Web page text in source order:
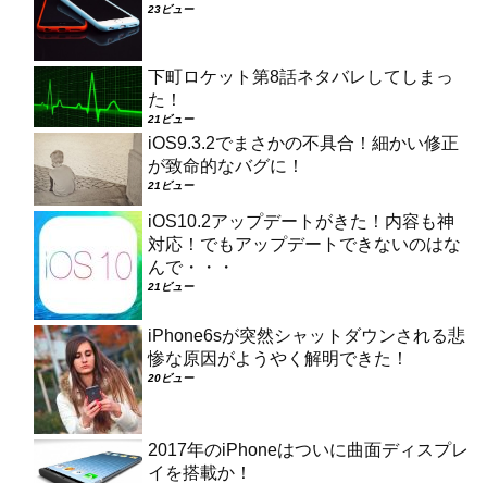
23ビュー
下町ロケット第8話ネタバレしてしまっ
た！
21ビュー
iOS9.3.2でまさかの不具合！細かい修正
が致命的なバグに！
21ビュー
iOS10.2アップデートがきた！内容も神
対応！でもアップデートできないのはな
んで・・・
21ビュー
iPhone6sが突然シャットダウンされる悲
惨な原因がようやく解明できた！
20ビュー
2017年のiPhoneはついに曲面ディスプレ
イを搭載か！